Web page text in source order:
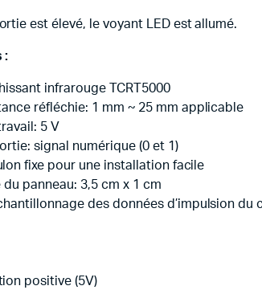
est élevé, le voyant LED est allumé.
:
infrarouge TCRT5000
réfléchie: 1 mm ~ 25 mm applicable
5 V
signal numérique (0 et 1)
fixe pour une installation facile
du panneau: 3,5 cm x 1 cm
des données d’impulsion
positive (5V)